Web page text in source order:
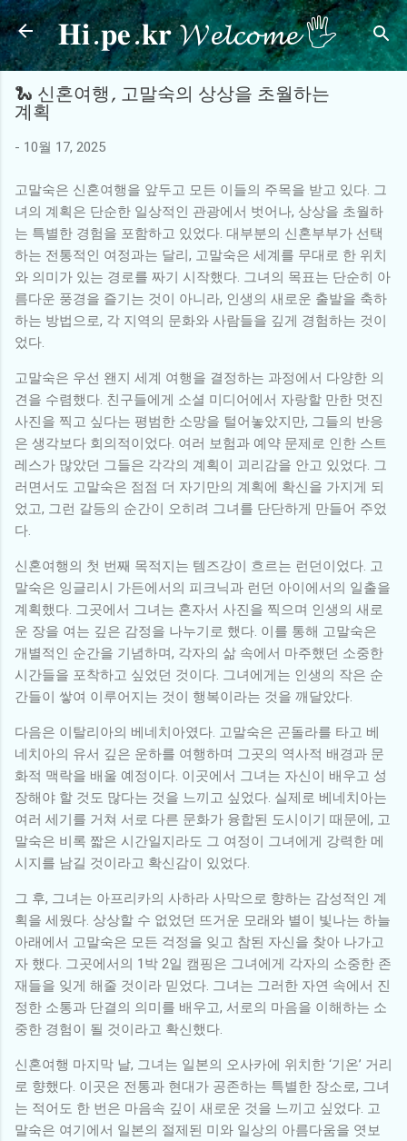
기본 콘텐츠로 건너뛰기
𝐇𝐢.𝐩𝐞.𝐤𝐫 𝓦𝓮𝓵𝓬𝓸𝓶𝓮 🖐
🐍 신혼여행, 고말숙의 상상을 초월하는
계획
- 10월 17, 2025
고말숙은 신혼여행을 앞두고 모든 이들의 주목을 받고 있다. 그
녀의 계획은 단순한 일상적인 관광에서 벗어나, 상상을 초월하
는 특별한 경험을 포함하고 있었다. 대부분의 신혼부부가 선택
하는 전통적인 여정과는 달리, 고말숙은 세계를 무대로 한 위치
와 의미가 있는 경로를 짜기 시작했다. 그녀의 목표는 단순히 아
름다운 풍경을 즐기는 것이 아니라, 인생의 새로운 출발을 축하
하는 방법으로, 각 지역의 문화와 사람들을 깊게 경험하는 것이
었다.
고말숙은 우선 왠지 세계 여행을 결정하는 과정에서 다양한 의
견을 수렴했다. 친구들에게 소셜 미디어에서 자랑할 만한 멋진
사진을 찍고 싶다는 평범한 소망을 털어놓았지만, 그들의 반응
은 생각보다 회의적이었다. 여러 보험과 예약 문제로 인한 스트
레스가 많았던 그들은 각각의 계획이 괴리감을 안고 있었다. 그
러면서도 고말숙은 점점 더 자기만의 계획에 확신을 가지게 되
었고, 그런 갈등의 순간이 오히려 그녀를 단단하게 만들어 주었
다.
신혼여행의 첫 번째 목적지는 템즈강이 흐르는 런던이었다. 고
말숙은 잉글리시 가든에서의 피크닉과 런던 아이에서의 일출을
계획했다. 그곳에서 그녀는 혼자서 사진을 찍으며 인생의 새로
운 장을 여는 깊은 감정을 나누기로 했다. 이를 통해 고말숙은
개별적인 순간을 기념하며, 각자의 삶 속에서 마주했던 소중한
시간들을 포착하고 싶었던 것이다. 그녀에게는 인생의 작은 순
간들이 쌓여 이루어지는 것이 행복이라는 것을 깨달았다.
다음은 이탈리아의 베네치아였다. 고말숙은 곤돌라를 타고 베
네치아의 유서 깊은 운하를 여행하며 그곳의 역사적 배경과 문
화적 맥락을 배울 예정이다. 이곳에서 그녀는 자신이 배우고 성
장해야 할 것도 많다는 것을 느끼고 싶었다. 실제로 베네치아는
여러 세기를 거쳐 서로 다른 문화가 융합된 도시이기 때문에, 고
말숙은 비록 짧은 시간일지라도 그 여정이 그녀에게 강력한 메
시지를 남길 것이라고 확신감이 있었다.
그 후, 그녀는 아프리카의 사하라 사막으로 향하는 감성적인 계
획을 세웠다. 상상할 수 없었던 뜨거운 모래와 별이 빛나는 하늘
아래에서 고말숙은 모든 걱정을 잊고 참된 자신을 찾아 나가고
자 했다. 그곳에서의 1박 2일 캠핑은 그녀에게 각자의 소중한 존
재들을 잊게 해줄 것이라 믿었다. 그녀는 그러한 자연 속에서 진
정한 소통과 단결의 의미를 배우고, 서로의 마음을 이해하는 소
중한 경험이 될 것이라고 확신했다.
신혼여행 마지막 날, 그녀는 일본의 오사카에 위치한 ‘기온’ 거리
로 향했다. 이곳은 전통과 현대가 공존하는 특별한 장소로, 그녀
는 적어도 한 번은 마음속 깊이 새로운 것을 느끼고 싶었다. 고
말숙은 여기에서 일본의 절제된 미와 일상의 아름다움을 엿보